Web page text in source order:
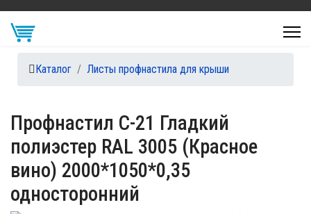
Каталог Листы профнастила для крыши
Профнастил С-21 Гладкий
полиэстер RAL 3005 (Красное
вино) 2000*1050*0,35
односторонний